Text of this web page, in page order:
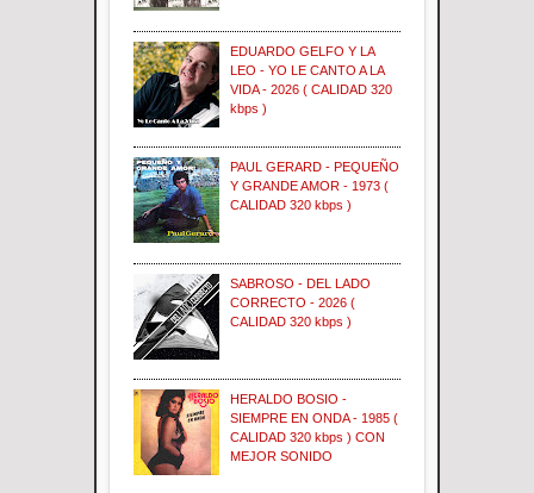
EDUARDO GELFO Y LA
LEO - YO LE CANTO A LA
VIDA - 2026 ( CALIDAD 320
kbps )
PAUL GERARD - PEQUEÑO
Y GRANDE AMOR - 1973 (
CALIDAD 320 kbps )
SABROSO - DEL LADO
CORRECTO - 2026 (
CALIDAD 320 kbps )
HERALDO BOSIO -
SIEMPRE EN ONDA - 1985 (
CALIDAD 320 kbps ) CON
MEJOR SONIDO